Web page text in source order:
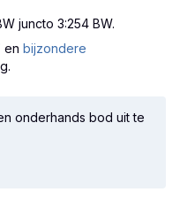
juncto 3:254 BW.
en bijzondere
onderhands bod uit te